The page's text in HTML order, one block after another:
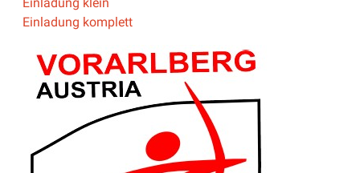
Einladung komplett